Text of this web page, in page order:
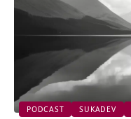
PODCAST SUKADEV